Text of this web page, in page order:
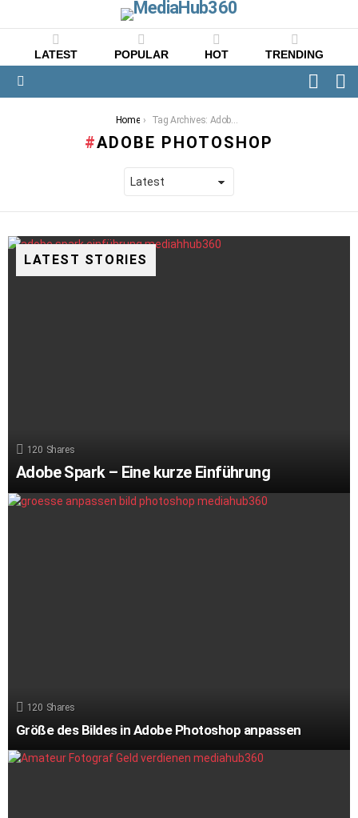
LATEST POPULAR HOT TRENDING
Home Tag Archives: Adobe Photoshop
ADOBE PHOTOSHOP
LATEST STORIES
120 Shares
Adobe Spark – Eine kurze Einführung
120 Shares
Größe des Bildes in Adobe Photoshop anpassen